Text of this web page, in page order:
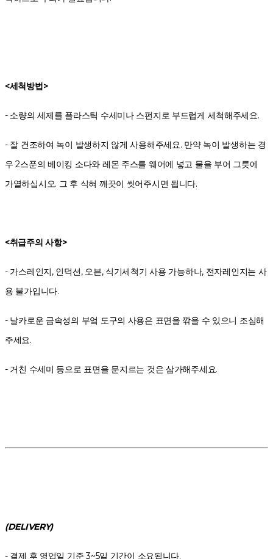
<세척방법>
- 소량의 세제를 플라스틱 수세미나 스펀지로 부드럽게 세척해주세요.
- 잘 건조하여 녹이 발생하지 않게 사용해주세요. 만약 녹이 발생하는 경
우 2스푼의 베이킹 소다와 레몬 주스를 웨어에 넣고 물을 부어 그릇에
가열하십시오. 그 후 식혀 깨끗이 씻어주시면 됩니다.
<취급주의 사항>
- 가스레인지, 인덕션, 오븐, 식기세척기 사용 가능하나, 전자레인지는 사
용 불가입니다.
- 날카로운 금속성의 부엌 도구의 사용은 표면을 깎을 수 있으니 조심해
주세요.
- 거친 수세미 등으로 표면을 문지르는 것은 삼가해주세요.
(DELIVERY)
- 결제 후 영업일 기준 3~5일 기간이 소요됩니다.